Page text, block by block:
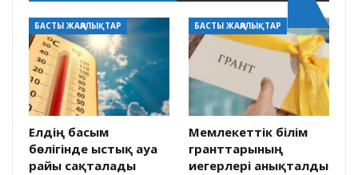
БАСТЫ ЖАҢАЛЫҚТАР
Елдің басым
бөлігінде ыстық ауа
райы сақталады
БАСТЫ ЖАҢАЛЫҚТАР
Мемлекеттік білім
гранттарының
иегерлері анықталды